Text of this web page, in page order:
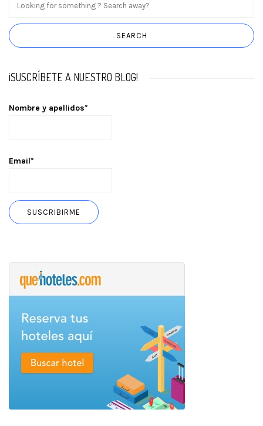
¡SUSCRÍBETE A NUESTRO BLOG!
Nombre y apellidos*
Email*